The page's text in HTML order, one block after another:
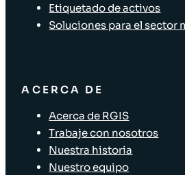
Etiquetado de activos
Soluciones para el sector
ACERCA DE
Acerca de RGIS
Trabaje con nosotros
Nuestra historia
Nuestro equipo